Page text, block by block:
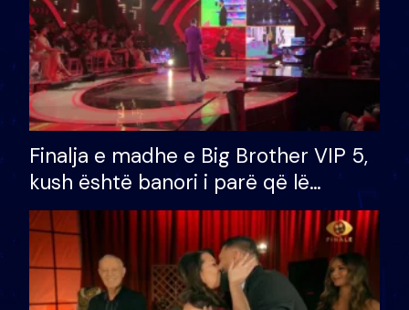
Finalja e madhe e Big Brother VIP 5,
kush është banori i parë që lë
shtëpinë dhe humb mundësinë për
të fituar çmimin e madh